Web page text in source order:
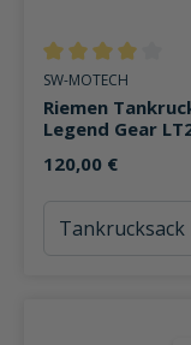
Durchschnittliche
SW-MOTECH
Riemen
Legend Gear LT2
120,00 €